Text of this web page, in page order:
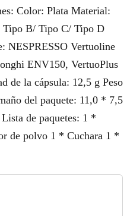
Color: Plata Material:
B/ Tipo C/ Tipo D
NESPRESSO Vertuoline
ENV150, VertuoPlus
de la cápsula: 12,5 g Peso
del paquete: 11,0 * 7,5
de paquetes: 1 *
de polvo 1 * Cuchara 1 *